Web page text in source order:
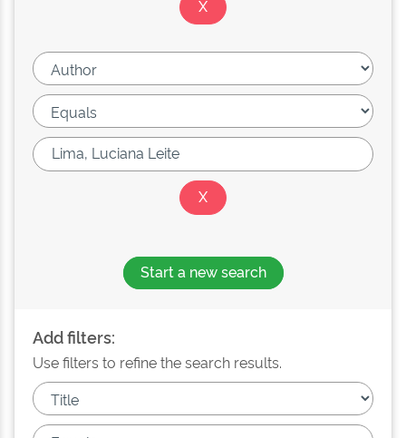
Start a new search
Add filters:
Use filters to refine the search results.